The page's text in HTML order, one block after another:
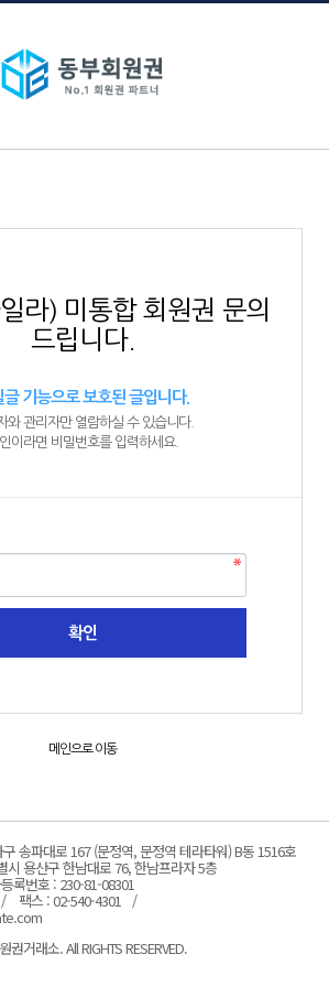
라) 미통합 회원권 문의
드립니다.
글 기능으로 보호된 글입니다.
와 관리자만 열람하실 수 있습니다.
이라면 비밀번호를 입력하세요.
메인으로 이동
송파대로 167 (문정역, 문정역 테라타워) B동 1516호
시 용산구 한남대로 76, 한남프라자 5층
록번호 : 230-81-08301
팩스 : 02-540-4301
거래소. All RIGHTS RESERVED.